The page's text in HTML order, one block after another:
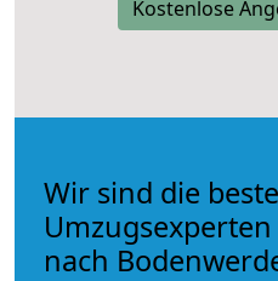
Kostenlose
Wir sind die
nach